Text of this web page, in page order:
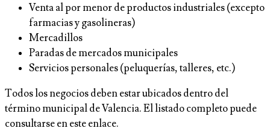
Venta al por menor de productos industriales (excepto
farmacias y gasolineras)
Mercadillos
Paradas de mercados municipales
Servicios personales (peluquerías, talleres, etc.)
Todos los negocios deben estar ubicados dentro del
término municipal de Valencia. El listado completo puede
consultarse en este enlace.